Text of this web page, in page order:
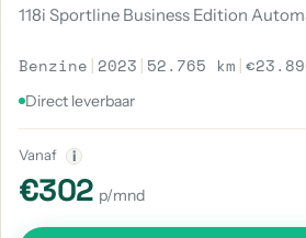
118i Sportline Business Edition
Benzine | 2023 | 52.765 km |
Direct leverbaar
Vanaf i
€302 p/mnd